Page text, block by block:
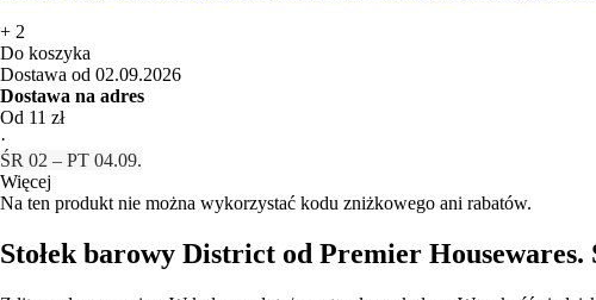
+ 2
Do koszyka
Dostawa od 02.09.2026
Dostawa na adres
Od 11 zł
·
ŚR 02 – PT 04.09.
Więcej
Na ten produkt nie można wykorzystać kodu zniżkowego ani rabatów.
Stołek barowy District od Premier